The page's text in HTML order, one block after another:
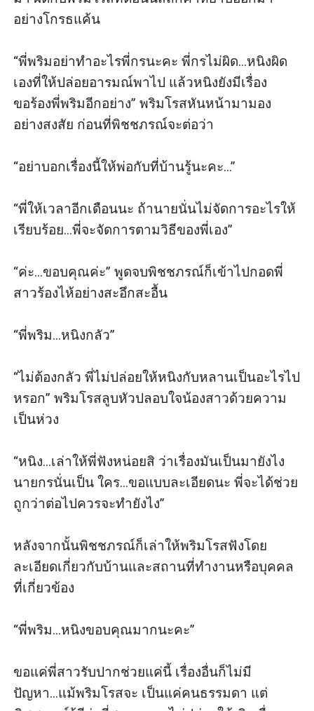
อย่างโกรธแค้น
“พี่พริมอย่าทําอะไรพี่กรนะคะ พี่กรไม่ผิด...หนิงผิด
เองที่ให้ปล่อยอารมณ์พาไป แล้วหนิงยังมีเรื่อง
ขอร้องพี่พริมอีกอย่าง” พริมโรสหันหน้ามามอง
อย่างสงสัย ก่อนที่พิชชภรณ์จะต่อว่า
“อย่าบอกเรื่องนี้ให้พ่อกับที่บ้านรู้นะคะ...”
“พี่ให้เวลาอีกเดือนนะ ถ้านายนั่นไม่จัดการอะไรให้
เรียบร้อย...พี่จะจัดการตามวิธีของพี่เอง”
“ค่ะ...ขอบคุณค่ะ” พูดจบพิชชภรณ์ก็เข้าไปกอดพี่
สาวร้องไห้อย่างสะอึกสะอื้น
“พี่พริม...หนิงกลัว”
“ไม่ต้องกลัว พี่ไม่ปล่อยให้หนิงกับหลานเป็นอะไรไป
หรอก” พริมโรสลูบหัวปลอบใจน้องสาวด้วยความ
เป็นห่วง
“หนิง...เล่าให้พี่ฟังหน่อยสิ ว่าเรื่องมันเป็นมายังไง
นายกรนั่นเป็น ใคร...ขอแบบละเอียดนะ พี่จะได้ช่วย
ถูกว่าต่อไปควรจะทํายังไง”
หลังจากนั้นพิชชภรณ์ก็เล่าให้พริมโรสฟังโดย
ละเอียดเกี่ยวกับบ้านและสถานที่ทำงานหรือบุคคล
ที่เกี่ยวข้อง
“พี่พริม...หนิงขอบคุณมากนะคะ”
ขอแค่พี่สาวรับปากช่วยแค่นี้ เรื่องอื่นก็ไม่มี
ปัญหา...แม้พริมโรสจะ เป็นแค่คนธรรมดา แต่